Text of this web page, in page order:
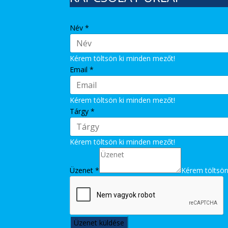
Név *
Kérem töltsön ki minden mezőt!
Email *
Kérem töltsön ki minden mezőt!
Tárgy *
Kérem töltsön ki minden mezőt!
Üzenet * Kérem
Üzenet küldése